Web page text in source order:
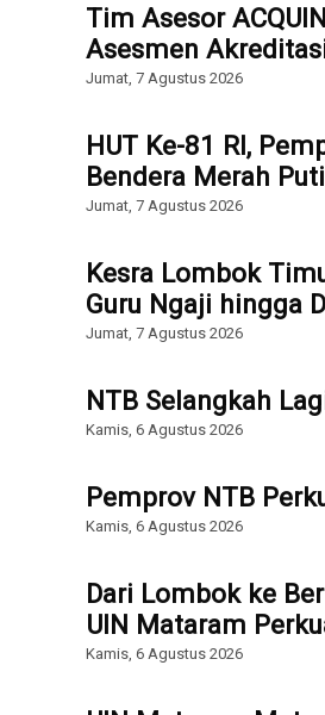
Tim Asesor
Asesmen
Jumat, 7 Agustus 2026
HUT Ke-81 RI,
Bendera Merah
Jumat, 7 Agustus 2026
Kesra Lombok
Guru Ngaji hingga
Jumat, 7 Agustus 2026
NTB Selangkah
Kamis, 6 Agustus 2026
Pemprov NTB
Kamis, 6 Agustus 2026
Dari Lombok ke
UIN Mataram
Kamis, 6 Agustus 2026